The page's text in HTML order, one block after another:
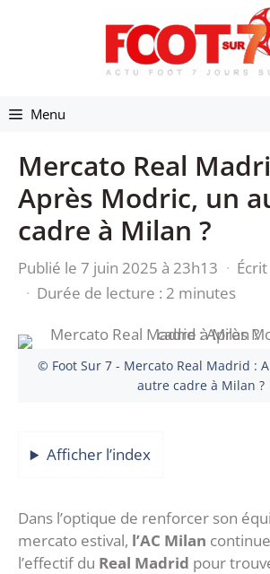
Menu
Mercato Real
Après Modric, un
cadre à Milan ?
Publié le 7 juin 2025 à 23h13 ·
· Durée de lecture : 2 minutes
© Foot Sur 7 - Mercato Real Madrid :
autre cadre à Milan ?
Afficher l’index
Dans l’optique de renforcer son
mercato estival, l’AC Milan
l’effectif du Real Madrid pour